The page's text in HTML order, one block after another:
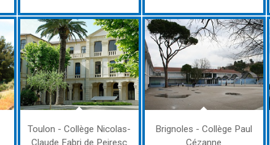
Toulon - Collège Nicolas-
Claude Fabri de Peiresc
Brignoles - Collège Paul
Cézanne